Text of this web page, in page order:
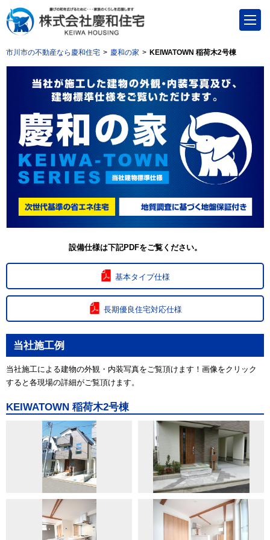
市川市の不動産なら慶和住宅 慶和の家 KEIWATOWN 稲荷木2号棟
設備仕様は下記PDFをご覧ください。
基本タイプ仕様
長期優良住宅対応仕様
当社施工例
当社施工による建物の外観・内装写真をご覧頂けます！画像をクリック
すると各現場の詳細がご覧頂けます。
KEIWATOWN 稲荷木2号棟